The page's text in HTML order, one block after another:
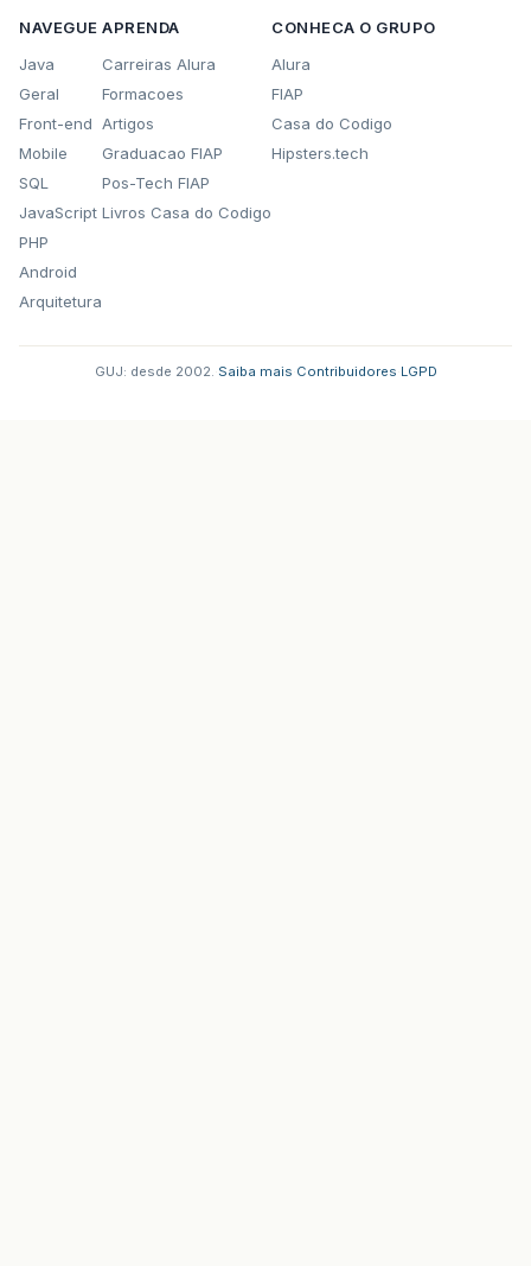
NAVEGUE
Java
Geral
Front-end
Mobile
SQL
JavaScript
PHP
Android
Arquitetura
APRENDA
Carreiras Alura
Formacoes
Artigos
Graduacao FIAP
Pos-Tech FIAP
Livros Casa do Codigo
CONHECA O GRUPO
Alura
FIAP
Casa do Codigo
Hipsters.tech
GUJ: desde 2002. Saiba mais Contribuidores LGPD